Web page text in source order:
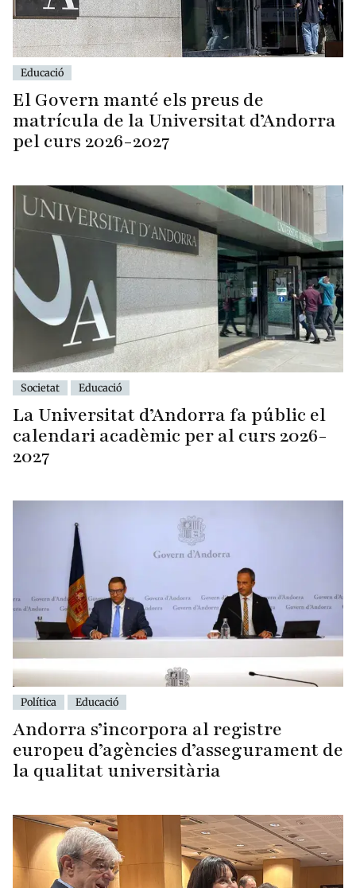
Educació
El Govern manté els preus de
matrícula de la Universitat d’Andorra
pel curs 2026-2027
Societat Educació
La Universitat d’Andorra fa públic el
calendari acadèmic per al curs 2026-
2027
Política Educació
Andorra s’incorpora al registre
europeu d’agències d’assegurament de
la qualitat universitària